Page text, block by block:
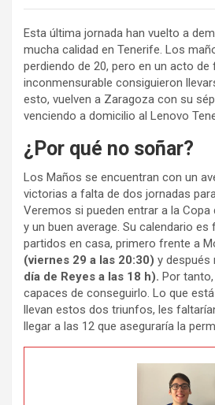
Esta última jornada han vuelto a
mucha calidad en Tenerife. Los
perdiendo de 20, pero en un acto
inconmensurable consiguieron
esto, vuelven a Zaragoza con su
venciendo a domicilio al Lenovo
¿Por qué no soñar?
Los Maños se encuentran con un
victorias a falta de dos jornadas
Veremos si pueden entrar a la
y un buen average. Su calendario es
partidos en casa, primero frente a
(viernes 29 a las 20:30) y después
día de Reyes a las 18 h). Por
capaces de conseguirlo. Lo que
llevan estos dos triunfos, les
llegar a las 12 que aseguraría la